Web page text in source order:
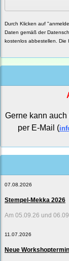
Durch Klicken auf
Daten gemäß der
kostenlos abbestellen. Die
Gerne kann
per E-Mail (
07.08.2026
Stempel-Mekka 2026
Am 05.09.26 und
11.07.2026
Neue